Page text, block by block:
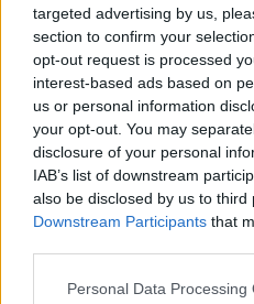
targeted advertising by us,
section to confirm your
opt-out request is processed
interest-based ads based on
us or personal information
your opt-out. You may
disclosure of your personal
IAB’s list of downstream
also be disclosed by us to third
Downstream Participants that
Personal Data Processing
F/A-18 Hornet
Jyväskylässä –
4